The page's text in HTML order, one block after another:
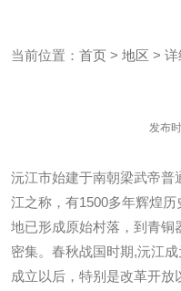
当前位置： 首页 > 地区 > 详
发布
沅江市始建于南朝梁武帝普
江之称，有1500多年辉煌
地已形成原始村落，到青铜
密集。春秋战国时期,沅江
成立以后，特别是改革开